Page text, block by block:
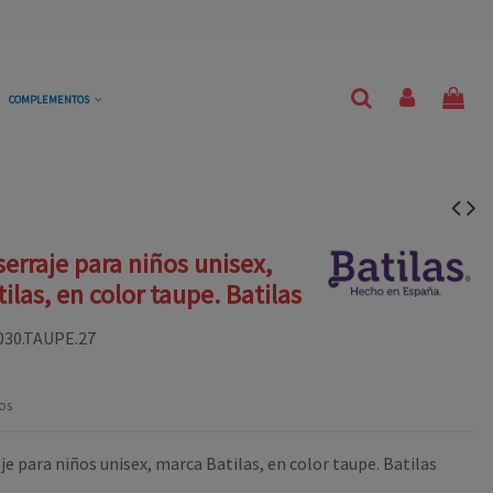
COMPLEMENTOS
para niños unisex,
en color taupe. Batilas
para niños unisex, marca Batilas, en color taupe. Batilas